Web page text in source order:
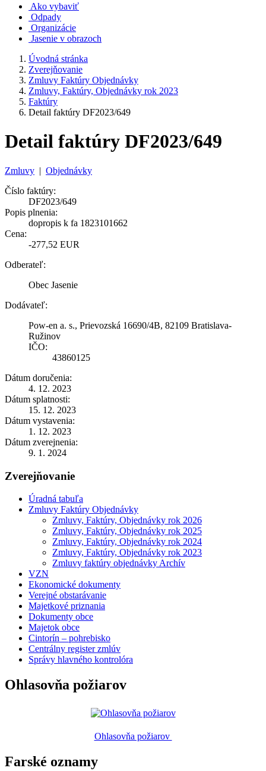
Ako vybaviť
Odpady
Organizácie
Jasenie v obrazoch
Úvodná stránka
Zverejňovanie
Zmluvy Faktúry Objednávky
Zmluvy, Faktúry, Objednávky rok 2023
Faktúry
Detail faktúry DF2023/649
Detail faktúry DF2023/649
Zmluvy | Objednávky
Číslo faktúry:
DF2023/649
Popis plnenia:
dopropis k fa 1823101662
Cena:
-277,52 EUR
Odberateľ:
Obec Jasenie
Dodávateľ:
Pow-en a. s., Prievozská 16690/4B, 82109 Bratislava-
Ružinov
IČO:
43860125
Dátum doručenia:
4. 12. 2023
Dátum splatnosti:
15. 12. 2023
Dátum vystavenia:
1. 12. 2023
Dátum zverejnenia:
9. 1. 2024
Zverejňovanie
Úradná tabuľa
Zmluvy Faktúry Objednávky
Zmluvy, Faktúry, Objednávky rok 2026
Zmluvy, Faktúry, Objednávky rok 2025
Zmluvy, Faktúry, Objednávky rok 2024
Zmluvy, Faktúry, Objednávky rok 2023
Zmluvy faktúry objednávky Archív
VZN
Ekonomické dokumenty
Verejné obstarávanie
Majetkové priznania
Dokumenty obce
Majetok obce
Cintorín – pohrebisko
Centrálny register zmlúv
Správy hlavného kontrolóra
Ohlasovňa požiarov
Ohlasovňa požiarov
Farské oznamy